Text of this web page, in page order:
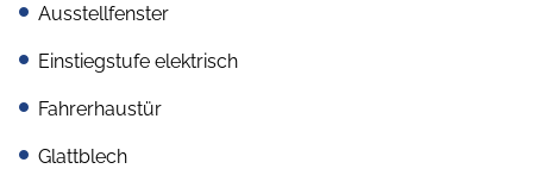
Ausstellfenster
Einstiegstufe elektrisch
Fahrerhaustür
Glattblech